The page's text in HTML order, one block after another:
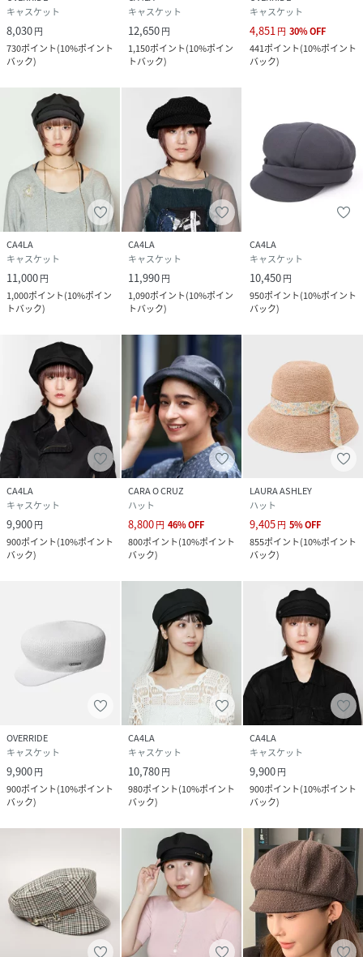
キャスケット
8,030円
730ポイント(10%ポイント
バック)
キャスケット
12,650円
1,150ポイント(10%ポイン
トバック)
キャスケット
4,851円 30%OFF
441ポイント(10%ポイント
バック)
CA4LA
キャスケット
11,000円
1,000ポイント(10%ポイン
トバック)
CA4LA
キャスケット
11,990円
1,090ポイント(10%ポイン
トバック)
CA4LA
キャスケット
10,450円
950ポイント(10%ポイント
バック)
CA4LA
キャスケット
9,900円
900ポイント(10%ポイント
バック)
CARA O CRUZ
ハット
8,800円 46%OFF
800ポイント(10%ポイント
バック)
LAURA ASHLEY
ハット
9,405円 5%OFF
855ポイント(10%ポイント
バック)
OVERRIDE
キャスケット
9,900円
900ポイント(10%ポイント
バック)
CA4LA
キャスケット
10,780円
980ポイント(10%ポイント
バック)
CA4LA
キャスケット
9,900円
900ポイント(10%ポイント
バック)